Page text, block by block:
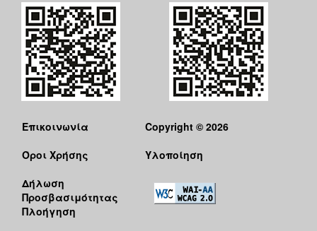
Επικοινωνία
Όροι Χρήσης
Δήλωση
Προσβασιμότητας
Πλοήγηση
Copyright © 2026
Υλοποίηση